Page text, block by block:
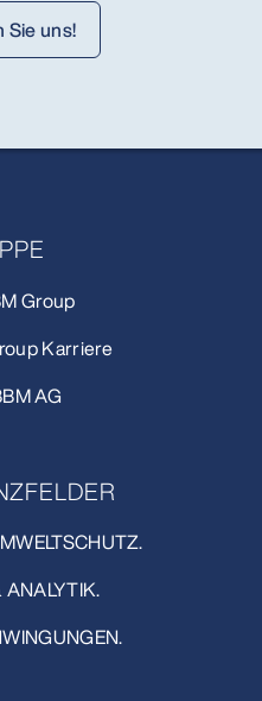
Sie uns!
Group
Karriere
AG
ANALYTIK.